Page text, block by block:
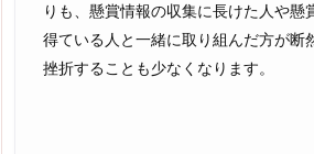
りも、懸賞情報の収集に長けた人や懸
得ている人と一緒に取り組んだ方が断
挫折することも少なくなります。